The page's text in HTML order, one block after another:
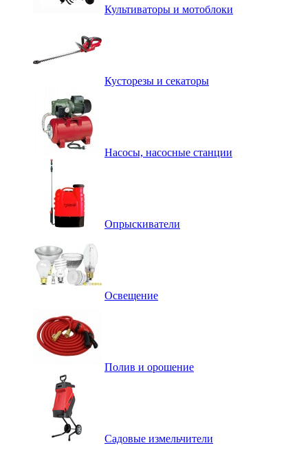
Культиваторы и мотоблоки
Кусторезы и секаторы
Насосы, насосные станции
Опрыскиватели
Освещение
Полив и орошение
Садовые измельчители